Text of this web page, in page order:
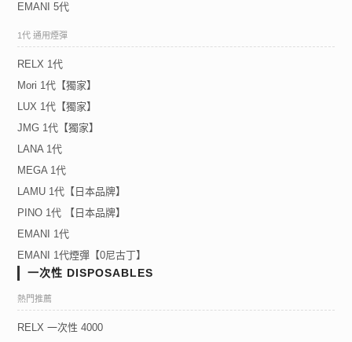
EMANI 5代
1代 通用煙彈
RELX 1代
Mori 1代【獨家】
LUX 1代【獨家】
JMG 1代【獨家】
LANA 1代
MEGA 1代
LAMU 1代【日本品牌】
PINO 1代 【日本品牌】
EMANI 1代
EMANI 1代煙彈【0尼古丁】
一次性 DISPOSABLES
熱門推薦
RELX 一次性 4000